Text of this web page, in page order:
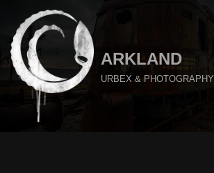
Aller
au
contenu
ARKLAND
URBEX & PHOTOGRAPHY